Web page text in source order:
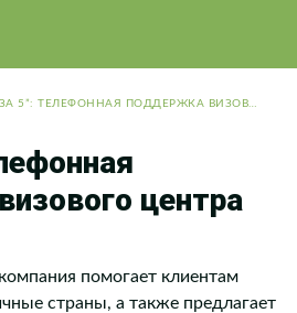
“ВИЗА 5”: ТЕЛЕФОННАЯ ПОДДЕРЖКА ВИЗОВОГО ЦЕНТРА
центра
помогает клиентам
страны, а также предлагает